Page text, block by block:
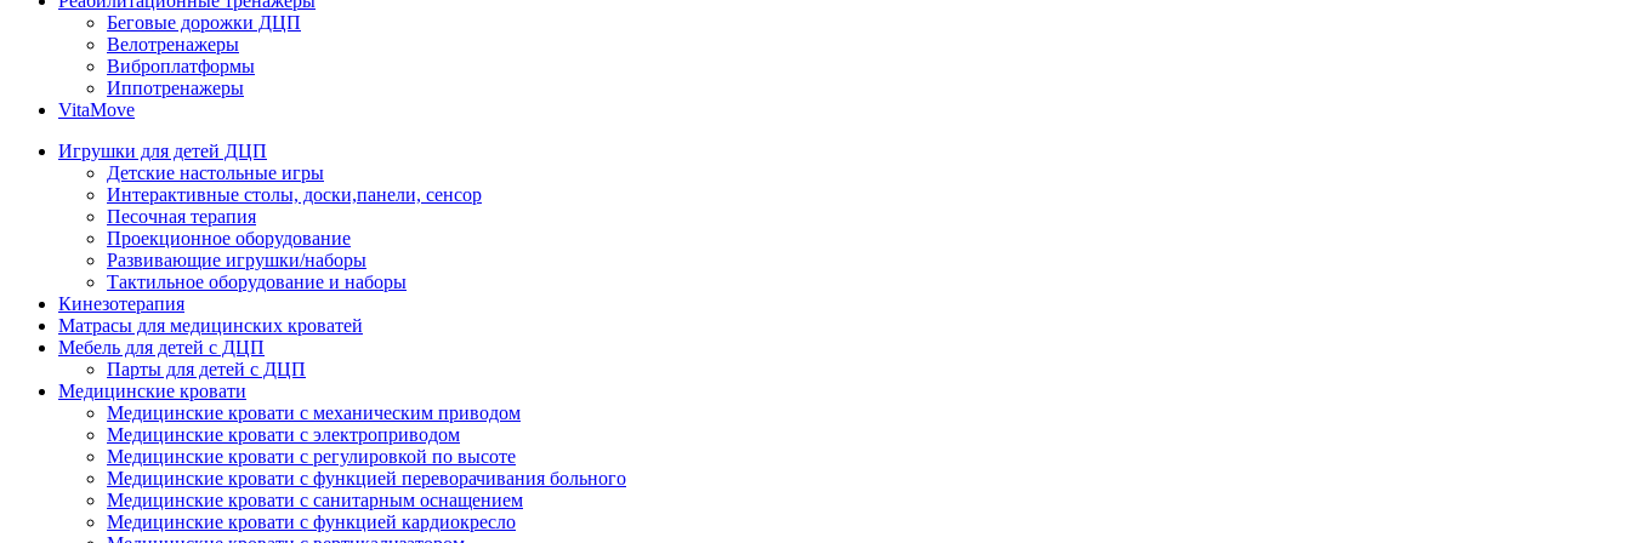
Беговые дорожки ДЦП
Велотренажеры
Виброплатформы
Иппотренажеры
VitaMove
Игрушки для детей ДЦП
Детские настольные игры
Интерактивные столы, доски,панели, сенсор
Песочная терапия
Проекционное оборудование
Развивающие игрушки/наборы
Тактильное оборудование и наборы
Кинезотерапия
Матрасы для медицинских кроватей
Мебель для детей с ДЦП
Парты для детей с ДЦП
Медицинские кровати
Медицинские кровати с механическим приводом
Медицинские кровати с электроприводом
Медицинские кровати с регулировкой по высоте
Медицинские кровати с функцией переворачивания больного
Медицинские кровати с санитарным оснащением
Медицинские кровати с функцией кардиокресло